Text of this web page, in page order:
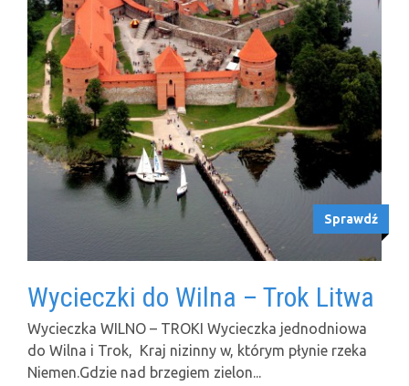
Sprawdź
Wycieczki do Wilna – Trok Litwa
Wycieczka WILNO – TROKI Wycieczka jednodniowa
do Wilna i Trok, Kraj nizinny w, którym płynie rzeka
Niemen.Gdzie nad brzegiem zielon...